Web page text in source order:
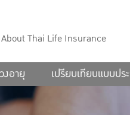
About Thai Life Insurance
งอายุ เปรียบเทียบแบบปร